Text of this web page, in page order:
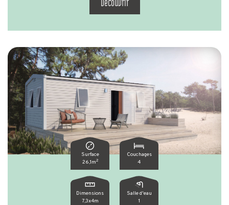
Surface
26,1m2
Couchages
4
Dimensions
7,3x4m
Salle d'eau
1